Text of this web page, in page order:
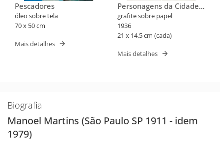
Pescadores
óleo sobre tela
70 x 50 cm
Mais detalhes
Personagens da Cidade
Grande
grafite sobre papel
1936
21 x 14,5 cm (cada)
Mais detalhes
Biografia
Manoel Martins (São Paulo SP 1911 - idem
1979)